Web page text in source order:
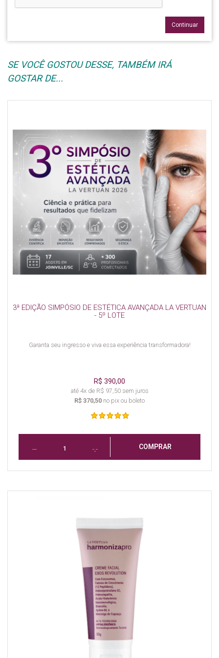
Continuar
SE VOCÊ GOSTOU DESSE, TAMBÉM IRÁ
GOSTAR DE...
3ª EDIÇÃO SIMPÓSIO DE ESTÉTICA AVANÇADA LA VERTUAN
- 5º LOTE
Garanta seu ingresso e viva essa experiência transformadora!
R$ 390,00
até 4x de R$ 97,50 sem juros
R$ 370,50 no pix ou boleto
COMPRAR